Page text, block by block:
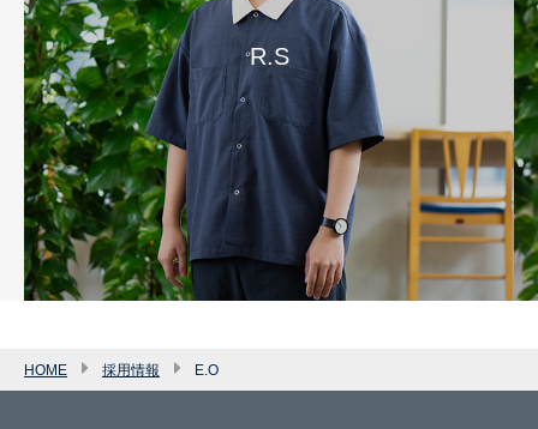
R.S
HOME 採用情報 E.O